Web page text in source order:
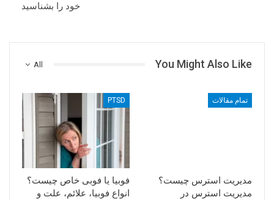
خود را بشناسید
All You Might Also Like
تمام مقالات
مدیریت استرس چیست؟
مدیریت استرس در
PTSD
فوبیا یا فوبی خاص چیست؟
انواع فوبیا، علائم، علت و